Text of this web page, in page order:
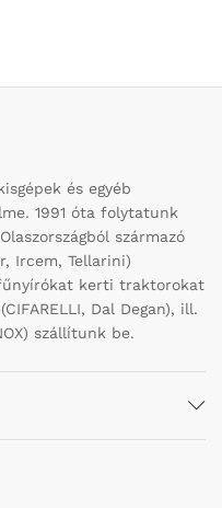
és egyéb
1991 óta folytatunk
származó
Ircem, Tellarini)
kerti traktorokat
Dal Degan), ill.
szállítunk be.